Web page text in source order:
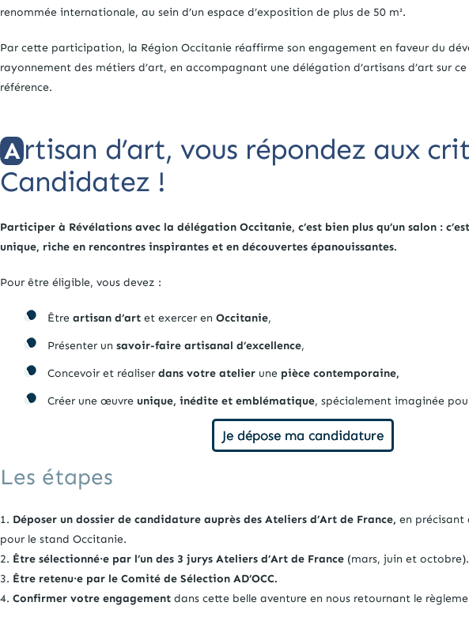
renommée internationale, au sein d’un espace d’exposition de plus de 50 m².
Par cette participation, la Région Occitanie réaffirme son engagement en faveur du
rayonnement des métiers d’art, en accompagnant une délégation d’artisans d’art sur
référence.
Artisan d’art, vous répondez aux
Candidatez !
Participer à Révélations avec la délégation Occitanie, c’est bien plus qu’un salon :
unique, riche en rencontres inspirantes et en découvertes épanouissantes.
Pour être éligible, vous devez :
Être artisan d’artet exercer en Occitanie,
Présenter un savoir-faire artisanal d’excellence,
Concevoir et réaliser dans votre atelierune pièce contemporaine,
Créer une œuvre unique, inédite et emblématique, spécialement imaginée
Je dépose ma candidature
Les étapes
Déposer un dossier de candidature auprès des Ateliers d’Art de France, en précisant
pour le stand Occitanie.
Être sélectionné·e par l’un des 3 jurys Ateliers d’Art de France(mars, juin et octobre).
Être retenu·e par le Comité de Sélection AD’OCC.
Confirmer votre engagement dans cette belle aventure en nous retournant le